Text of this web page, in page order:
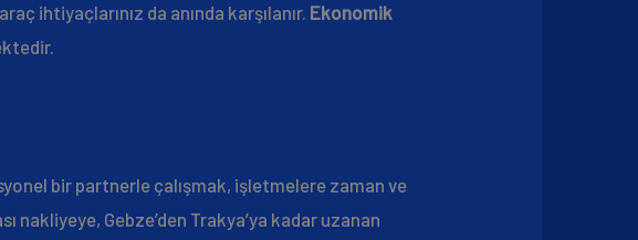
ihtiyaçlarınız da anında karşılanır. Ekonomik
bir partnerle çalışmak, işletmelere zaman ve
nakliyeye, Gebze’den Trakya’ya kadar uzanan